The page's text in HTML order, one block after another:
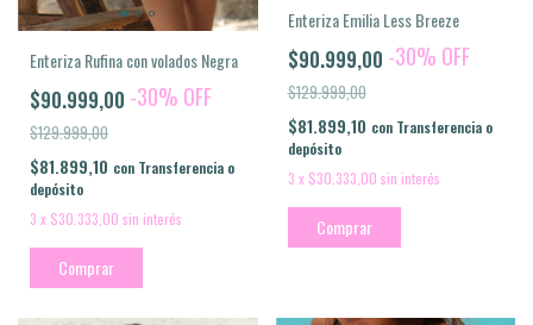
Enteriza Rufina con volados Negra
$90.999,00 -30% OFF
$129.999,00
$81.899,10 con Transferencia o
depósito
3 x $30.333,00 sin interés
Comprar
Enteriza Emilia Less Breeze
$90.999,00 -30% OFF
$129.999,00
$81.899,10 con Transferencia o
depósito
3 x $30.333,00 sin interés
Comprar